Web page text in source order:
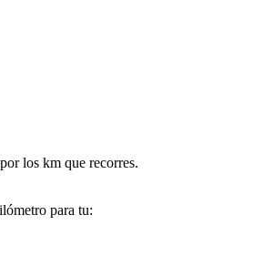
los km que recorres.
para tu: